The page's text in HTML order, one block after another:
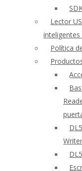
Lector
inteligentes
Política
Writer